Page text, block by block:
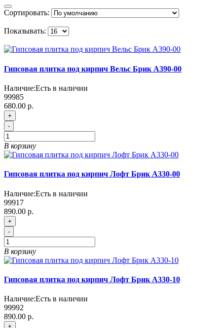
Сортировать:
Показывать:
Гипсовая плитка под кирпич Вельс Брик А390-00
Наличие:Есть в наличии
99985
680.00 р.
+
-
В корзину
Гипсовая плитка под кирпич Лофт Брик А330-00
Наличие:Есть в наличии
99917
890.00 р.
+
-
В корзину
Гипсовая плитка под кирпич Лофт Брик А330-10
Наличие:Есть в наличии
99992
890.00 р.
+